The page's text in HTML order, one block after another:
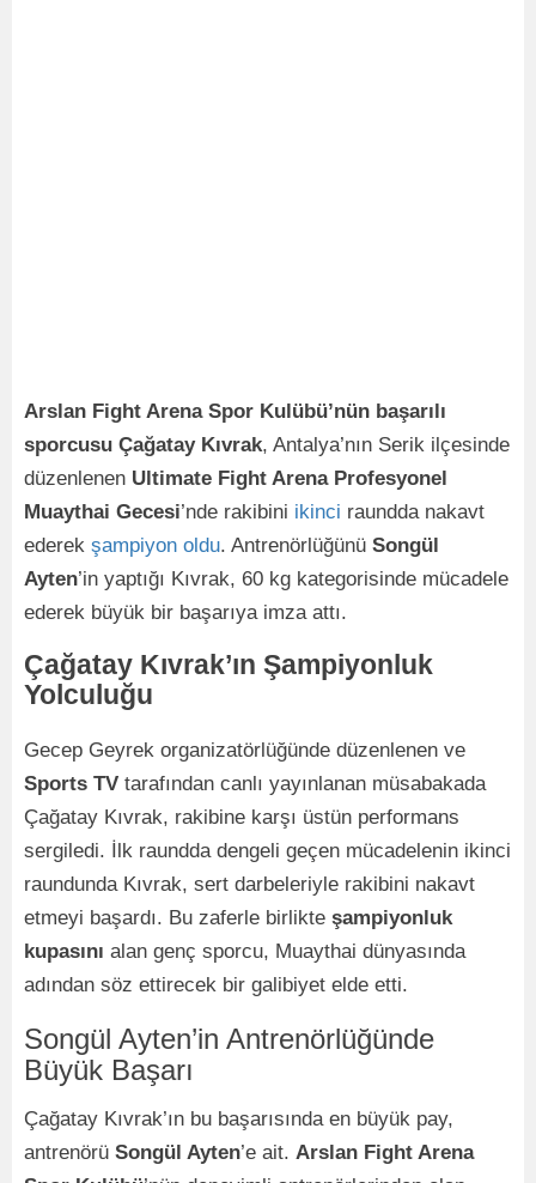
Arslan Fight Arena Spor Kulübü’nün başarılı
sporcusu Çağatay Kıvrak, Antalya’nın Serik ilçesinde
düzenlenen Ultimate Fight Arena Profesyonel
Muaythai Gecesi’nde rakibini ikinci raundda nakavt
ederek şampiyon oldu. Antrenörlüğünü Songül
Ayten’in yaptığı Kıvrak, 60 kg kategorisinde mücadele
ederek büyük bir başarıya imza attı.
Çağatay Kıvrak’ın Şampiyonluk
Yolculuğu
Gecep Geyrek organizatörlüğünde düzenlenen ve
Sports TV tarafından canlı yayınlanan müsabakada
Çağatay Kıvrak, rakibine karşı üstün performans
sergiledi. İlk raundda dengeli geçen mücadelenin ikinci
raundunda Kıvrak, sert darbeleriyle rakibini nakavt
etmeyi başardı. Bu zaferle birlikte şampiyonluk
kupasını alan genç sporcu, Muaythai dünyasında
adından söz ettirecek bir galibiyet elde etti.
Songül Ayten’in Antrenörlüğünde
Büyük Başarı
Çağatay Kıvrak’ın bu başarısında en büyük pay,
antrenörü Songül Ayten’e ait. Arslan Fight Arena